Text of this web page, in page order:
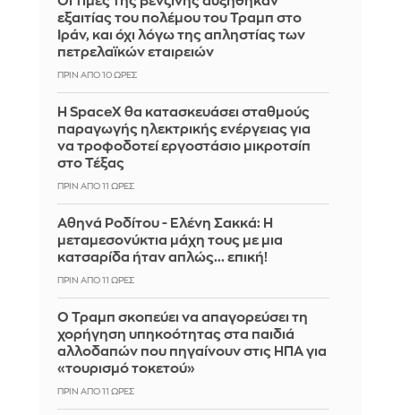
εξαιτίας του πολέμου του Τραμπ στο
Ιράν, και όχι λόγω της απληστίας των
πετρελαϊκών εταιρειών
ΠΡΙΝ ΑΠΌ 10 ΏΡΕΣ
Η SpaceX θα κατασκευάσει σταθμούς
παραγωγής ηλεκτρικής ενέργειας για
να τροφοδοτεί εργοστάσιο μικροτσίπ
στο Τέξας
ΠΡΙΝ ΑΠΌ 11 ΏΡΕΣ
Αθηνά Ροδίτου - Ελένη Σακκά: Η
μεταμεσονύκτια μάχη τους με μια
κατσαρίδα ήταν απλώς... επική!
ΠΡΙΝ ΑΠΌ 11 ΏΡΕΣ
Ο Τραμπ σκοπεύει να απαγορεύσει τη
χορήγηση υπηκοότητας στα παιδιά
αλλοδαπών που πηγαίνουν στις ΗΠΑ για
«τουρισμό τοκετού»
ΠΡΙΝ ΑΠΌ 11 ΏΡΕΣ